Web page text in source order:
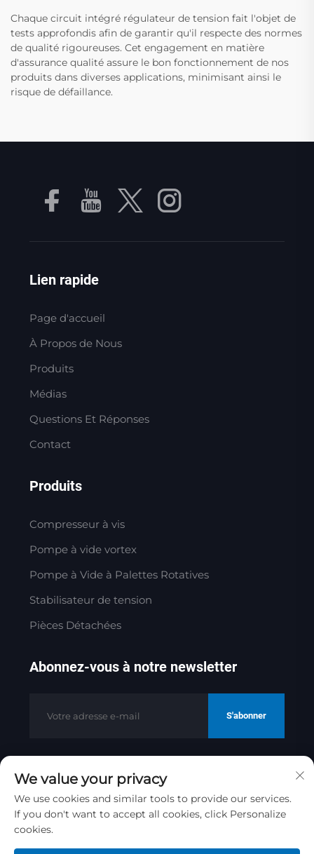
Chaque circuit intégré régulateur de tension fait l'objet de
tests approfondis afin de garantir qu'il respecte des normes
de qualité rigoureuses. Cet engagement en matière
d'assurance qualité assure le bon fonctionnement de nos
produits dans diverses applications, minimisant ainsi le
risque de défaillance.
Lien rapide
Page d'accueil
À Propos de Nous
Produits
Médias
Questions Et Réponses
Contact
Produits
Compresseur à vis
Pompe à vide vortex
Pompe à Vide à Palettes Rotatives
Stabilisateur de tension
Pièces Détachées
Abonnez-vous à notre newsletter
S'abonner
Copyright © 2025 par Jinan Golden
Bridge Precision Machinery Co.ltd
Politique de confidentialité
Remonter en haut
We value your privacy
We use cookies and similar tools to provide our services.
If you don't want to accept all cookies, click Personalize
cookies.